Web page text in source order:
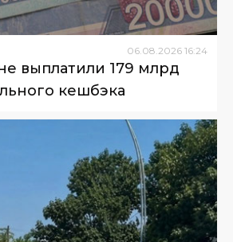
06.08.2026 16:24
выплатили 179 млрд
кешбэка